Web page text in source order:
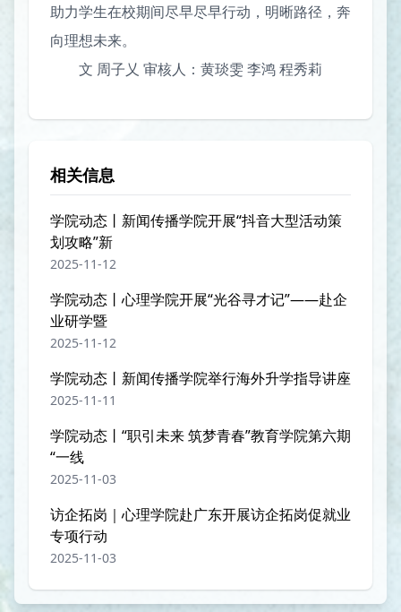
助力学生在校期间尽早尽早行动，明晰路径，奔
向理想未来。
文 周子乂 审核人：黄琰雯 李鸿 程秀莉
相关信息
学院动态丨新闻传播学院开展“抖音大型活动策
划攻略”新
2025-11-12
学院动态丨心理学院开展“光谷寻才记”——赴企
业研学暨
2025-11-12
学院动态丨新闻传播学院举行海外升学指导讲座
2025-11-11
学院动态丨“职引未来 筑梦青春”教育学院第六期
“一线
2025-11-03
访企拓岗｜心理学院赴广东开展访企拓岗促就业
专项行动
2025-11-03